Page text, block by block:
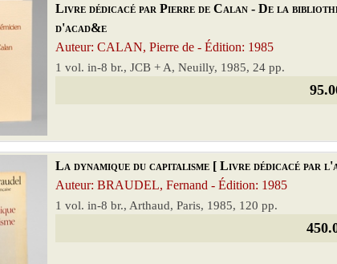
Livre dédicacé par Pierre de Calan - De la
d'acad&e
Auteur: CALAN, Pierre de - Édition: 1985
1 vol. in-8 br., JCB + A, Neuilly, 1985, 24 pp.
La dynamique du capitalisme [ Livre dédicacé par
Auteur: BRAUDEL, Fernand - Édition: 1985
1 vol. in-8 br., Arthaud, Paris, 1985, 120 pp.